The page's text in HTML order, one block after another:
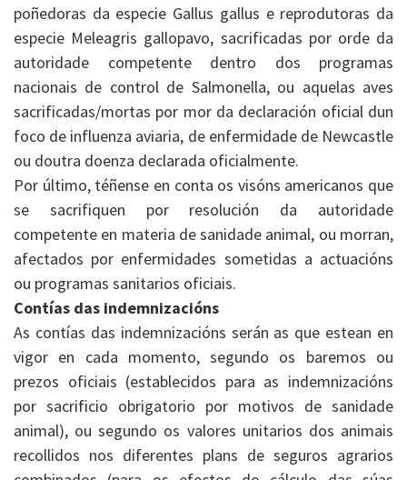
poñedoras da especie Gallus gallus e reprodutoras da
especie Meleagris gallopavo, sacrificadas por orde da
autoridade competente dentro dos programas
nacionais de control de Salmonella, ou aquelas aves
sacrificadas/mortas por mor da declaración oficial dun
foco de influenza aviaria, de enfermidade de Newcastle
ou doutra doenza declarada oficialmente.
Por último, téñense en conta os visóns americanos que
se sacrifiquen por resolución da autoridade
competente en materia de sanidade animal, ou morran,
afectados por enfermidades sometidas a actuacións
ou programas sanitarios oficiais.
Contías das indemnizacións
As contías das indemnizacións serán as que estean en
vigor en cada momento, segundo os baremos ou
prezos oficiais (establecidos para as indemnizacións
por sacrificio obrigatorio por motivos de sanidade
animal), ou segundo os valores unitarios dos animais
recollidos nos diferentes plans de seguros agrarios